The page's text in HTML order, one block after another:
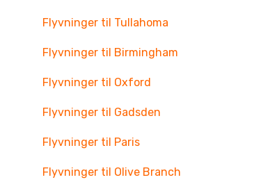
Flyvninger til Tullahoma
Flyvninger til Birmingham
Flyvninger til Oxford
Flyvninger til Gadsden
Flyvninger til Paris
Flyvninger til Olive Branch